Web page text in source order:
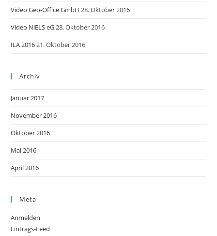
Video Geo-Office GmbH 28. Oktober 2016
Video NiELS eG28. Oktober 2016
ILA 201621. Oktober 2016
Archiv
Januar 2017
November 2016
Oktober 2016
Mai 2016
April 2016
Meta
Anmelden
Eintrags-Feed